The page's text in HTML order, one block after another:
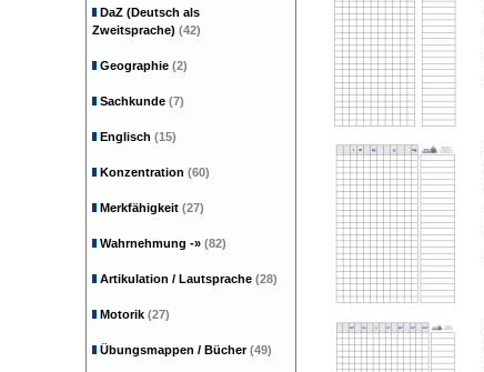
DaZ (Deutsch als
Zweitsprache) (42)
Geographie (2)
Sachkunde (7)
Englisch (15)
Konzentration (60)
Merkfähigkeit (27)
Wahrnehmung -» (82)
Artikulation / Lautsprache (28)
Motorik (27)
Übungsmappen / Bücher(49)